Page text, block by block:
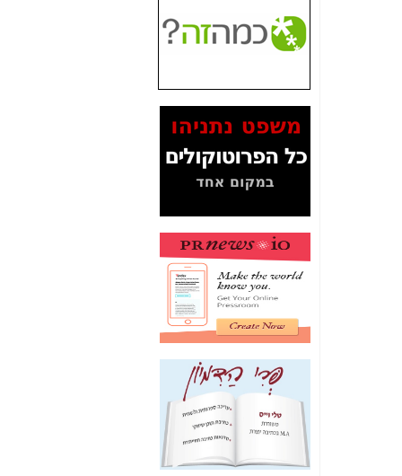
האם ביבי וקרא קבלו
בכלל תמורה עבור
המסמכים בנושא בזק-
Yes (תיק 4000)
לאיש הלא נכון! -כאן
עובדות ומסמכים
תקשורת עזר לקב'
בזק? - כאן
מה מקור ה-Fake
News שהביא לתפירת
תיק לביבי והעלמת
החשודים הנכונים -כאן
אחת הרגליים של "תיק
4000 התפור"
התמוטטה היום
בניצחון (כפול) של בזק
כאן
איך כתבות מפנקות